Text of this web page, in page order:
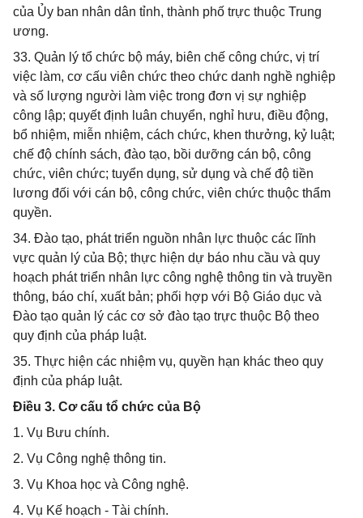
của Ủy ban nhân dân tỉnh, thành phố trực thuộc Trung
ương.
33. Quản lý tổ chức bộ máy, biên chế công chức, vị trí
việc làm, cơ cấu viên chức theo chức danh nghề nghiệp
và số lượng người làm việc trong đơn vị sự nghiệp
công lập; quyết định luân chuyển, nghỉ hưu, điều động,
bổ nhiệm, miễn nhiệm, cách chức, khen thưởng, kỷ luật;
chế độ chính sách, đào tạo, bồi dưỡng cán bộ, công
chức, viên chức; tuyển dụng, sử dụng và chế độ tiền
lương đối với cán bộ, công chức, viên chức thuộc thẩm
quyền.
34. Đào tạo, phát triển nguồn nhân lực thuộc các lĩnh
vực quản lý của Bộ; thực hiện dự báo nhu cầu và quy
hoạch phát triển nhân lực công nghệ thông tin và truyền
thông, báo chí, xuất bản; phối hợp với Bộ Giáo dục và
Đào tạo quản lý các cơ sở đào tạo trực thuộc Bộ theo
quy định của pháp luật.
35. Thực hiện các nhiệm vụ, quyền hạn khác theo quy
định của pháp luật.
Điều 3. Cơ cấu tổ chức của Bộ
1. Vụ Bưu chính.
2. Vụ Công nghệ thông tin.
3. Vụ Khoa học và Công nghệ.
4. Vụ Kế hoạch - Tài chính.